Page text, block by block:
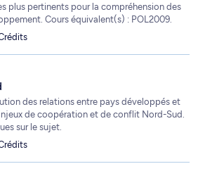
plus pertinents pour la compréhension des
Cours équivalent(s) : POL2009.
des relations entre pays développés et
de coopération et de conflit Nord-Sud.
sur le sujet.